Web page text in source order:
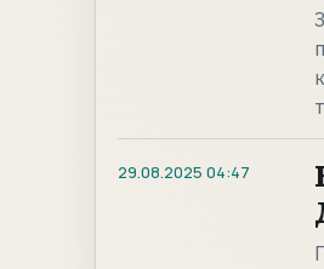
29.08.2025 04:47